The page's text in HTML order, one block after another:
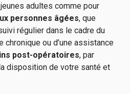
adultes comme pour
personnes âgées, que
régulier dans le cadre du
chronique ou d’une assistance
post-opératoires, par
disposition de votre santé et